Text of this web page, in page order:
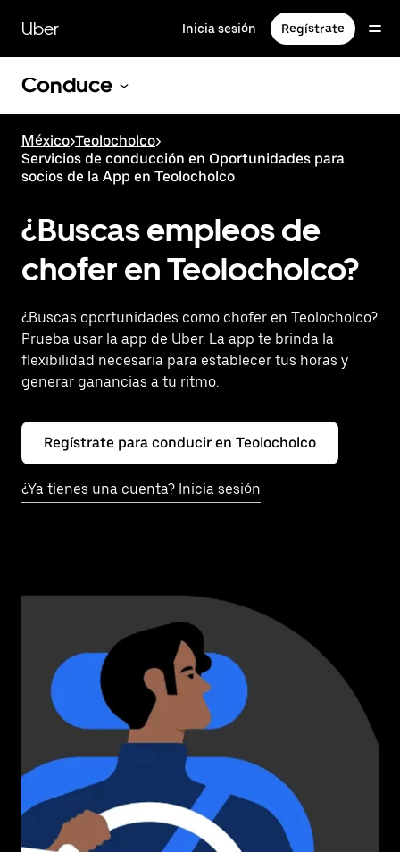
contenido
principal
Uber Inicia sesión Regístrate
Conduce
México>Teolocholco>
Servicios de conducción en Oportunidades para
socios de la App en Teolocholco
¿Buscas empleos de
chofer en Teolocholco?
¿Buscas oportunidades como chofer en Teolocholco?
Prueba usar la app de Uber. La app te brinda la
flexibilidad necesaria para establecer tus horas y
generar ganancias a tu ritmo.
Regístrate para conducir en Teolocholco
¿Ya tienes una cuenta? Inicia sesión